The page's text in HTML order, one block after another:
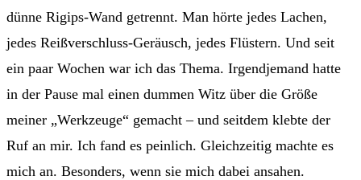
dünne Rigips-Wand getrennt. Man hörte jedes Lachen,
jedes Reißverschluss-Geräusch, jedes Flüstern. Und seit
ein paar Wochen war ich das Thema. Irgendjemand hatte
in der Pause mal einen dummen Witz über die Größe
meiner „Werkzeuge“ gemacht – und seitdem klebte der
Ruf an mir. Ich fand es peinlich. Gleichzeitig machte es
mich an. Besonders, wenn sie mich dabei ansahen.